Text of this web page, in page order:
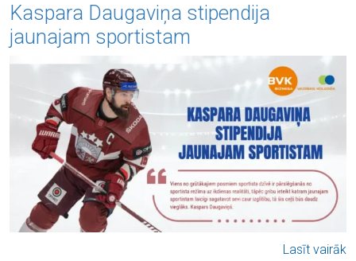
Kaspara Daugaviņa stipendija
jaunajam sportistam
Lasīt vairāk